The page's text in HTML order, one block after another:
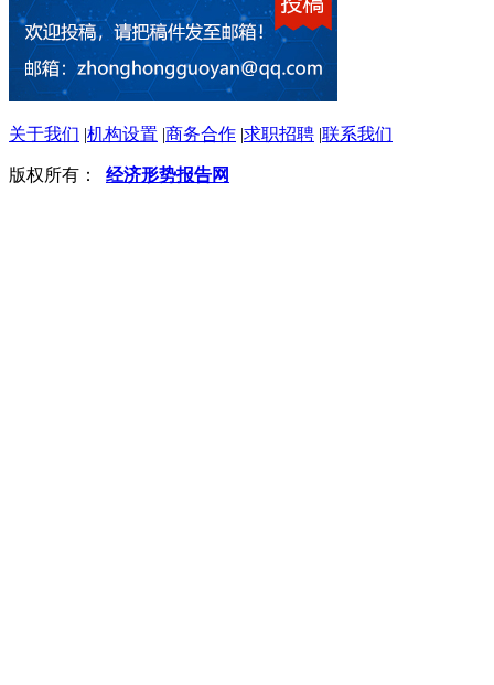
关于我们 |机构设置 |商务合作 |求职招聘 |联系我们
版权所有： 经济形势报告网